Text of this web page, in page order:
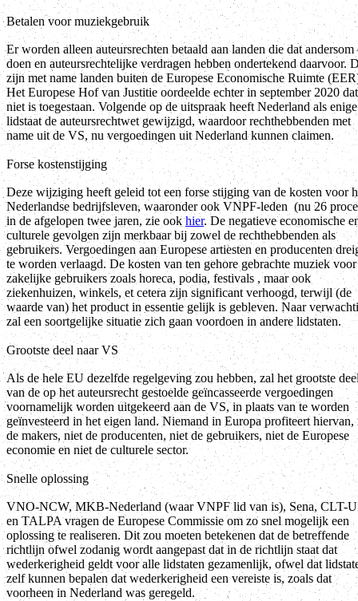
Betalen voor muziekgebruik
Er worden alleen auteursrechten betaald aan landen die dat andersom
doen en auteursrechtelijke verdragen hebben ondertekend daarvoor.
zijn met name landen buiten de Europese Economische Ruimte
Het Europese Hof van Justitie oordeelde echter in september 2020
niet is toegestaan. Volgende op de uitspraak heeft Nederland als enige
lidstaat de auteursrechtwet gewijzigd, waardoor rechthebbenden met
name uit de VS, nu vergoedingen uit Nederland kunnen claimen.
Forse kostenstijging
Deze wijziging heeft geleid tot een forse stijging van de kosten voor
Nederlandse bedrijfsleven, waaronder ook VNPF-leden (nu 26
in de afgelopen twee jaren, zie ookhier. De negatieve economische
culturele gevolgen zijn merkbaar bij zowel de rechthebbenden als
gebruikers. Vergoedingen aan Europese artiesten en producenten
te worden verlaagd. De kosten van ten gehore gebrachte muziek voor
zakelijke gebruikers zoals horeca, podia, festivals , maar ook
ziekenhuizen, winkels, et cetera zijn significant verhoogd, terwijl (de
waarde van) het product in essentie gelijk is gebleven. Naar
zal een soortgelijke situatie zich gaan voordoen in andere lidstaten.
Grootste deel naar VS
Als de hele EU dezelfde regelgeving zou hebben, zal het grootste
van de op het auteursrecht gestoelde geïncasseerde vergoedingen
voornamelijk worden uitgekeerd aan de VS, in plaats van te worden
geïnvesteerd in het eigen land. Niemand in Europa profiteert hiervan,
de makers, niet de producenten, niet de gebruikers, niet de Europese
economie en niet de culturele sector.
Snelle oplossing
VNO-NCW, MKB-Nederland (waar VNPF lid van is), Sena, CLT-
en TALPA vragen de Europese Commissie om zo snel mogelijk een
oplossing te realiseren. Dit zou moeten betekenen dat de betreffende
richtlijn ofwel zodanig wordt aangepast dat in de richtlijn staat dat
wederkerigheid geldt voor alle lidstaten gezamenlijk, ofwel dat
zelf kunnen bepalen dat wederkerigheid een vereiste is, zoals dat
voorheen in Nederland was geregeld.